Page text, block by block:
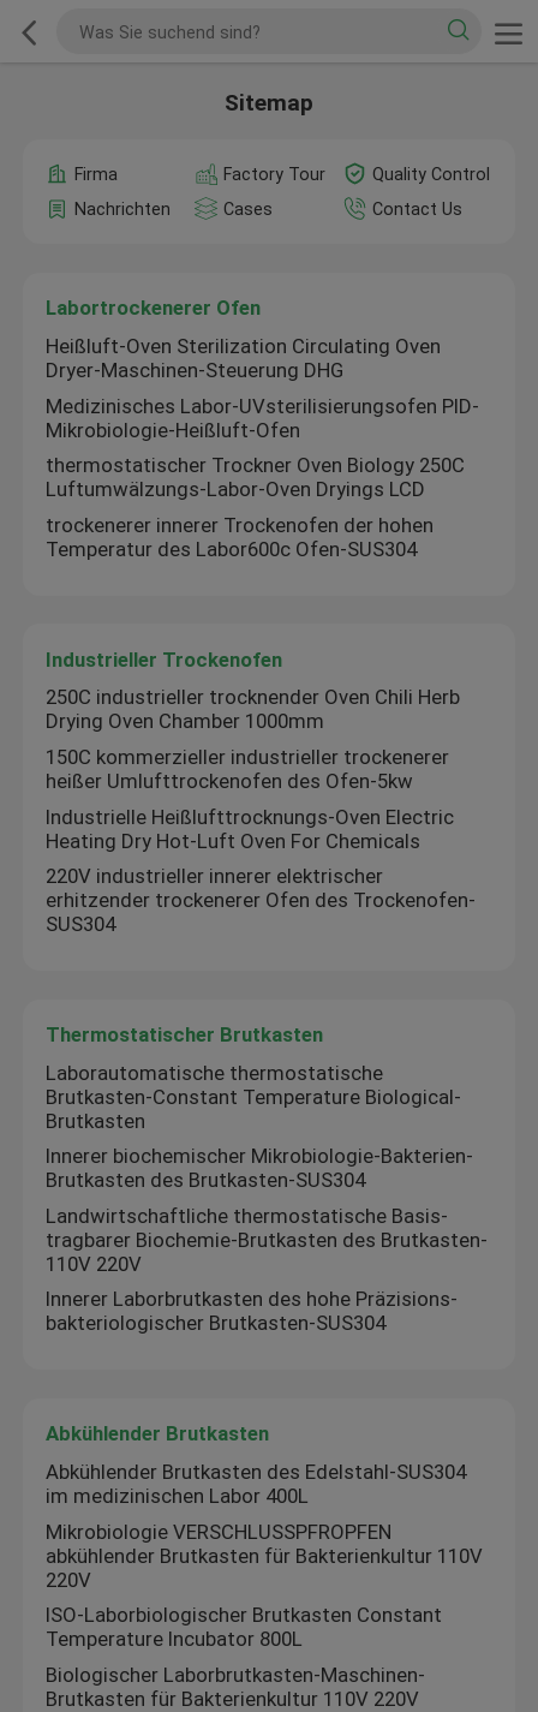
Sitemap
Firma Factory Tour
Quality Control
Nachrichten
Cases Contact Us
Labortrockenerer Ofen
Heißluft-Oven Sterilization Circulating Oven
Dryer-Maschinen-Steuerung DHG
Medizinisches Labor-UVsterilisierungsofen PID-
Mikrobiologie-Heißluft-Ofen
thermostatischer Trockner Oven Biology 250C
Luftumwälzungs-Labor-Oven Dryings LCD
trockenerer innerer Trockenofen der hohen
Temperatur des Labor600c Ofen-SUS304
Industrieller Trockenofen
250C industrieller trocknender Oven Chili Herb
Drying Oven Chamber 1000mm
150C kommerzieller industrieller trockenerer
heißer Umlufttrockenofen des Ofen-5kw
Industrielle Heißlufttrocknungs-Oven Electric
Heating Dry Hot-Luft Oven For Chemicals
220V industrieller innerer elektrischer
erhitzender trockenerer Ofen des Trockenofen-
SUS304
Thermostatischer Brutkasten
Laborautomatische thermostatische
Brutkasten-Constant Temperature Biological-
Brutkasten
Innerer biochemischer Mikrobiologie-Bakterien-
Brutkasten des Brutkasten-SUS304
Landwirtschaftliche thermostatische Basis-
tragbarer Biochemie-Brutkasten des Brutkasten-
110V 220V
Innerer Laborbrutkasten des hohe Präzisions-
bakteriologischer Brutkasten-SUS304
Abkühlender Brutkasten
Abkühlender Brutkasten des Edelstahl-SUS304
im medizinischen Labor 400L
Mikrobiologie VERSCHLUSSPFROPFEN
abkühlender Brutkasten für Bakterienkultur 110V
220V
ISO-Laborbiologischer Brutkasten Constant
Temperature Incubator 800L
Biologischer Laborbrutkasten-Maschinen-
Brutkasten für Bakterienkultur 110V 220V